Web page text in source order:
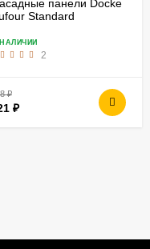
панели Docke
Standard
2
₽
₽